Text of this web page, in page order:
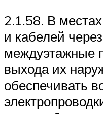
2.1.58. В
и кабелей
междуэтажные
выхода их
обеспечивать